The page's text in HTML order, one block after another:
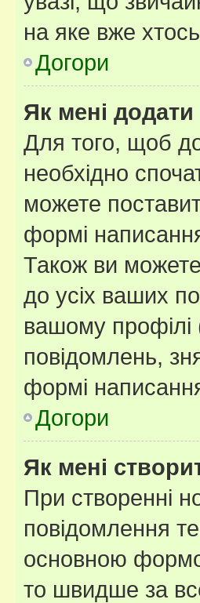
на яке вже хтось
Догори
Як мені
Для того, щоб
необхідно
можете
формі
Також ви
до усіх ваших
вашому профілі
повідомлень,
формі
Догори
Як мені
При створенні
повідомлення
основною
то швидше за